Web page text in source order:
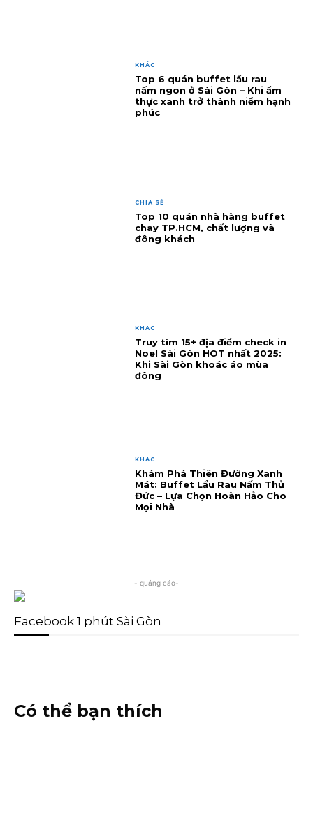
KHÁC
Top 6 quán buffet lẩu rau
nấm ngon ở Sài Gòn – Khi ẩm
thực xanh trở thành niềm hạnh
phúc
CHIA SẺ
Top 10 quán nhà hàng buffet
chay TP.HCM, chất lượng và
đông khách
KHÁC
Truy tìm 15+ địa điểm check in
Noel Sài Gòn HOT nhất 2025:
Khi Sài Gòn khoác áo mùa
đông
KHÁC
Khám Phá Thiên Đường Xanh
Mát: Buffet Lẩu Rau Nấm Thủ
Đức – Lựa Chọn Hoàn Hảo Cho
Mọi Nhà
- quảng cáo-
Facebook 1 phút Sài Gòn
Có thể bạn thích